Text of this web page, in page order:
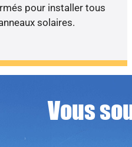
pour installer tous
solaires.
Vous